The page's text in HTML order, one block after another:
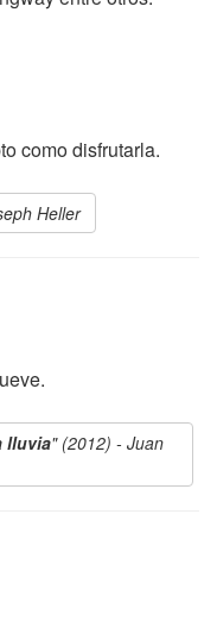
como disfrutarla.
Heller
lluvia" (2012) - Juan